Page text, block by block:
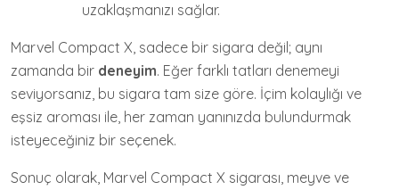
uzaklaşmanızı sağlar.
Marvel Compact X, sadece bir sigara değil; aynı
zamanda bir deneyim. Eğer farklı tatları denemeyi
seviyorsanız, bu sigara tam size göre. İçim kolaylığı ve
eşsiz aroması ile, her zaman yanınızda bulundurmak
isteyeceğiniz bir seçenek.
Sonuç olarak, Marvel Compact X sigarası, meyve ve